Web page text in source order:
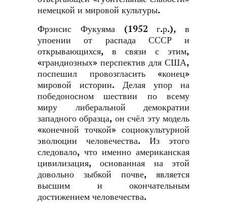
немецкой и мировой культуры.
Фрэнсис Фукуяма (1952 г.р.), в
упоении от распада СССР и
открывающихся, в связи с этим,
«грандиозных» перспектив для США,
поспешил провозгласить «конец»
мировой истории. Делая упор на
победоносном шествии по всему
миру либеральной демократии
западного образца, он счёл эту модель
«конечной точкой» социокультурной
эволюции человечества. Из этого
следовало, что именно американская
цивилизация, основанная на этой
довольно зыбкой почве, является
высшим и окончательным
достижением человечества.